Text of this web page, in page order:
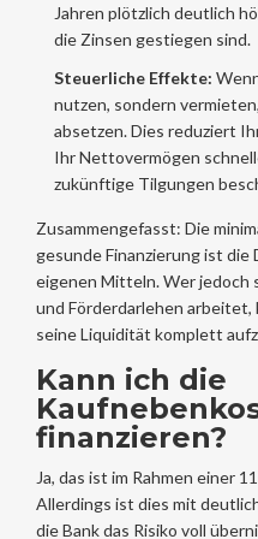
Jahren plötzlich deutlich
die Zinsen gestiegen sind.
Steuerliche Effekte:
nutzen, sondern
absetzen. Dies reduziert
Ihr Nettovermögen
zukünftige Tilgungen
Zusammengefasst: Die
gesunde Finanzierung ist
eigenen Mitteln. Wer jedoch
und Förderdarlehen arbeitet,
seine Liquidität komplett
Kann ich die
finanzieren?
Ja, das ist im Rahmen einer
Allerdings ist dies mit
die Bank das Risiko voll